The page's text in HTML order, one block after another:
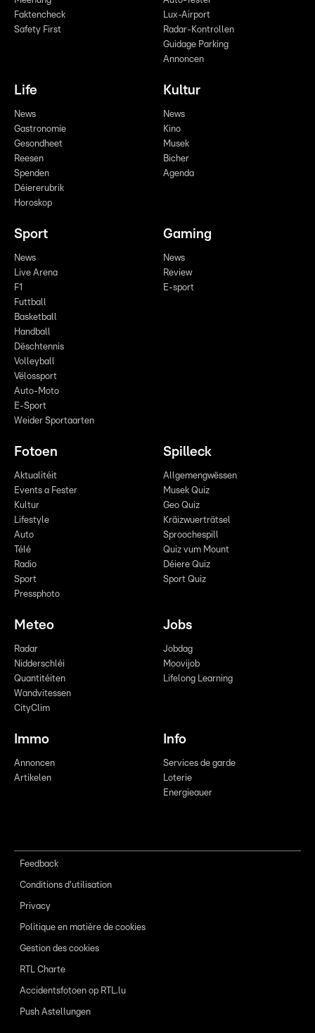
Faktencheck
Safety First
Lux-Airport
Radar-Kontrollen
Guidage Parking
Annoncen
Life
News
Gastronomie
Gesondheet
Reesen
Spenden
Déiererubrik
Horoskop
Kultur
News
Kino
Musek
Bicher
Agenda
Sport
News
Live Arena
F1
Futtball
Basketball
Handball
Dëschtennis
Volleyball
Vëlossport
Auto-Moto
E-Sport
Weider Sportaarten
Gaming
News
Review
E-sport
Fotoen
Aktualitéit
Events a Fester
Kultur
Lifestyle
Auto
Télé
Radio
Sport
Pressphoto
Spilleck
Allgemengwëssen
Musek Quiz
Geo Quiz
Kräizwuerträtsel
Sproochespill
Quiz vum Mount
Déiere Quiz
Sport Quiz
Meteo
Radar
Nidderschléi
Quantitéiten
Wandvitessen
CityClim
Jobs
Jobdag
Moovijob
Lifelong Learning
Immo
Annoncen
Artikelen
Info
Services de garde
Loterie
Energieauer
Feedback
Conditions d'utilisation
Privacy
Politique en matière de cookies
Gestion des cookies
RTL Charte
Accidentsfotoen op RTL.lu
Push Astellungen